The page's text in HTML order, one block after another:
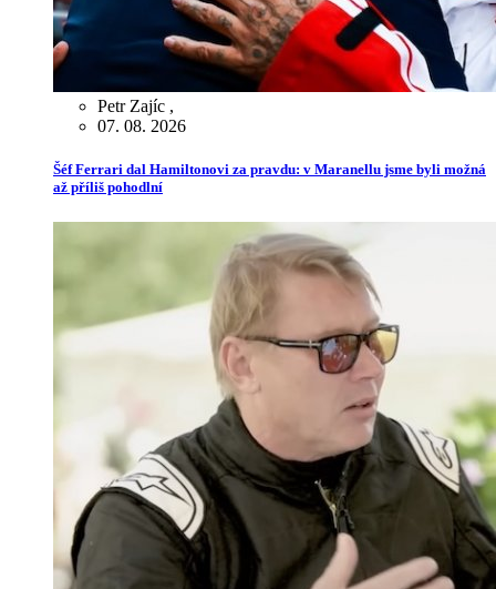
Petr Zajíc ,
07. 08. 2026
Šéf Ferrari dal Hamiltonovi za pravdu: v Maranellu jsme byli možná
až příliš pohodlní